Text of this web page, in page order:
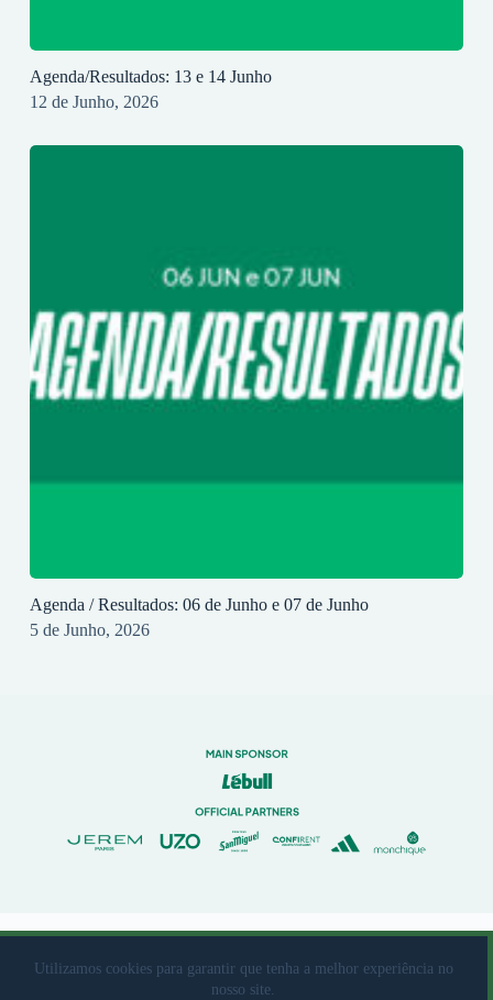
Utilizamos cookies para garantir que tenha a melhor experiência no
nosso site.
Agenda/Resultados: 13 e 14 Junho
12 de Junho, 2026
Agenda / Resultados: 06 de Junho e 07 de Junho
5 de Junho, 2026
© 2023 Rio Ave Futebol Clube Desenvolvido porbrandit